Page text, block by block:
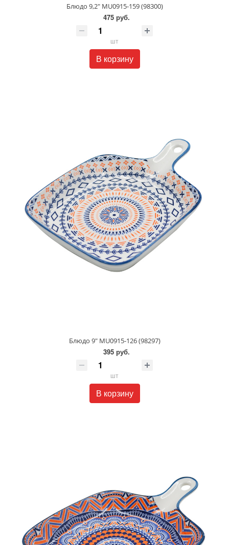
Блюдо 9,2" MU0915-159 (98300)
475 руб.
шт
В корзину
Блюдо 9" MU0915-126 (98297)
395 руб.
шт
В корзину